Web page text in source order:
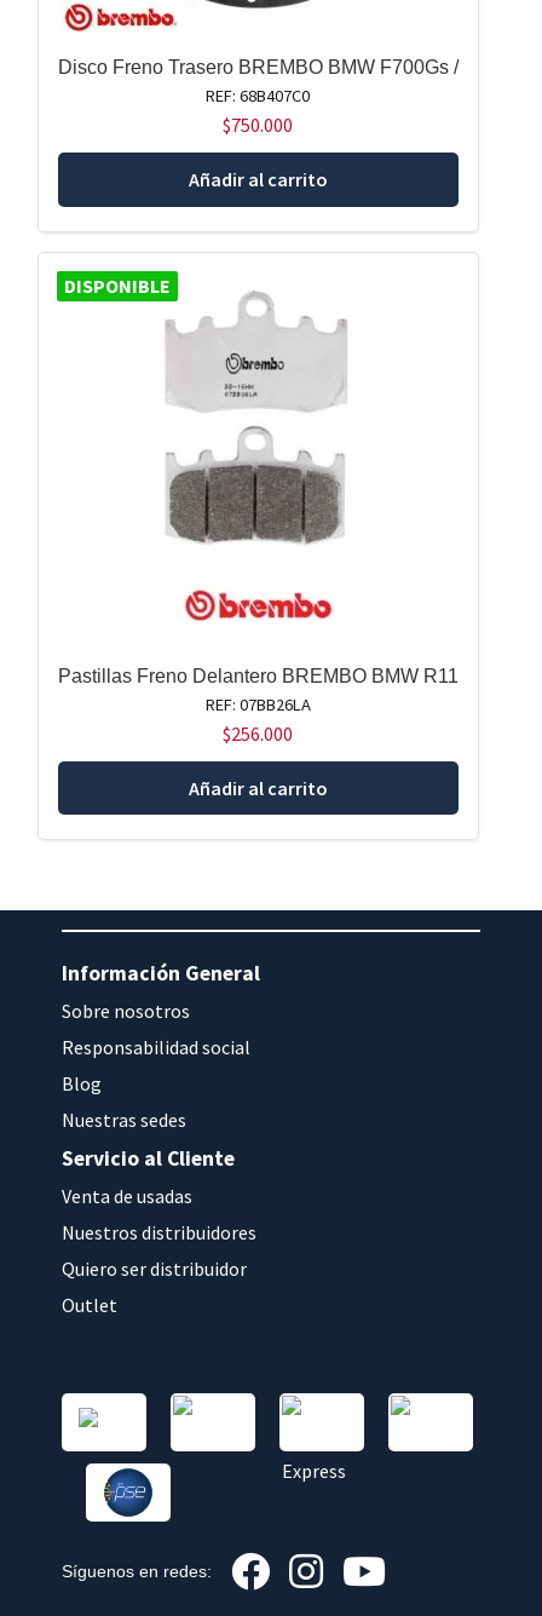
Disco Freno Trasero BREMBO BMW F700Gs /
REF: 68B407C0
$750.000
Añadir al carrito
DISPONIBLE
Pastillas Freno Delantero BREMBO BMW R11
REF: 07BB26LA
$256.000
Añadir al carrito
Información General
Sobre nosotros
Responsabilidad social
Blog
Nuestras sedes
Servicio al Cliente
Venta de usadas
Nuestros distribuidores
Quiero ser distribuidor
Outlet
Síguenos en redes: